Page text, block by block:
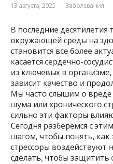
13 августа, 2025 Заболевания
В последние десятилетия
окружающей среды на
становится все более
касается сердечно-
из ключевых в
зависит качество и
Мы часто слышим о вреде
шума или хронического
сильно эти факторы
Сегодня разберемся с
шагом, чтобы понять, как
стрессоры воздействуют
сделать, чтобы защитить